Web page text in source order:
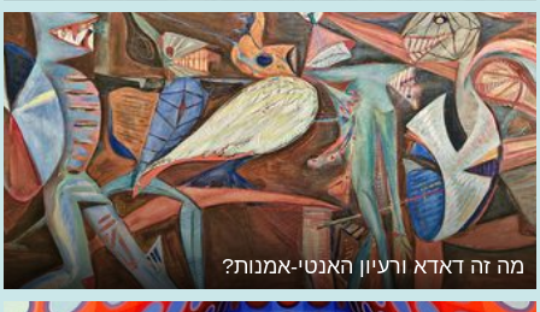
מה זה דאדא ורעיון האנטי-אמנות?